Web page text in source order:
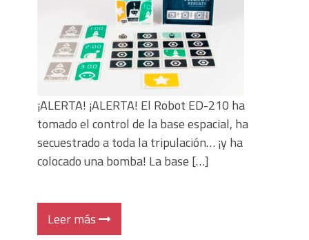
¡ALERTA! ¡ALERTA! El Robot ED-210 ha
tomado el control de la base espacial, ha
secuestrado a toda la tripulación… ¡y ha
colocado una bomba! La base […]
Leer más